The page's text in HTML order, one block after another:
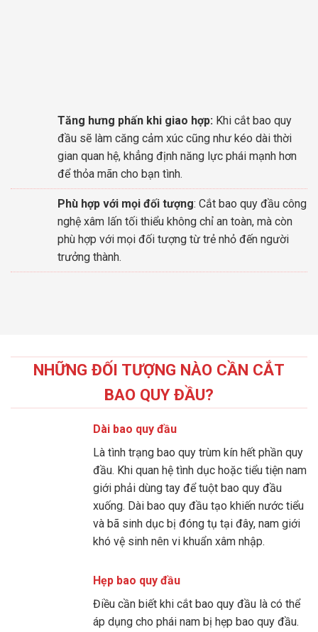
Tăng hưng phấn khi giao hợp: Khi cắt bao quy
đầu sẽ làm căng cảm xúc cũng như kéo dài thời
gian quan hệ, khẳng định năng lực phái mạnh hơn
để thỏa mãn cho bạn tình.
Phù hợp với mọi đối tượng: Cắt bao quy đầu công
nghệ xâm lấn tối thiểu không chỉ an toàn, mà còn
phù hợp với mọi đối tượng từ trẻ nhỏ đến người
trưởng thành.
NHỮNG ĐỐI TƯỢNG NÀO CẦN CẮT
BAO QUY ĐẦU?
Dài bao quy đầu
Là tình trạng bao quy trùm kín hết phần quy
đầu. Khi quan hệ tình dục hoặc tiểu tiện nam
giới phải dùng tay để tuột bao quy đầu
xuống. Dài bao quy đầu tạo khiến nước tiểu
và bã sinh dục bị đóng tụ tại đây, nam giới
khó vệ sinh nên vi khuẩn xâm nhập.
Hẹp bao quy đầu
Điều cần biết khi cắt bao quy đầu là có thể
áp dụng cho phái nam bị hẹp bao quy đầu.